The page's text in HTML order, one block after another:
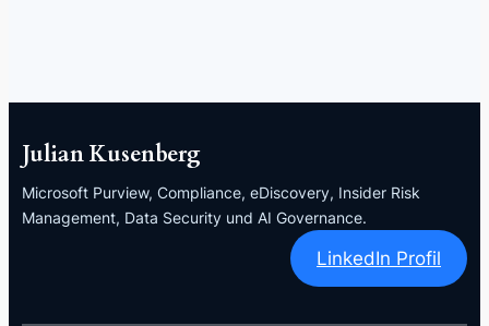
Julian Kusenberg
Microsoft Purview, Compliance, eDiscovery, Insider Risk
Management, Data Security und AI Governance.
LinkedIn Profil